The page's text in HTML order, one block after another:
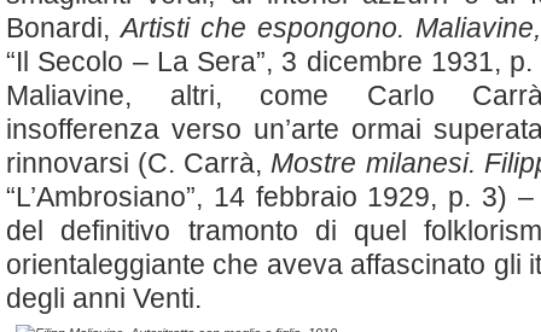
Bonardi,Artisti che espongono.
“Il Secolo – La Sera”, 3 dicembre 1931,
Maliavine, altri, come Carlo
insofferenza verso un’arte ormai
rinnovarsi (C. Carrà, Mostre milanesi.
“L’Ambrosiano”, 14 febbraio 1929, p. 3)
del definitivo tramonto di quel
orientaleggiante che aveva affascinato gli
degli anni Venti.